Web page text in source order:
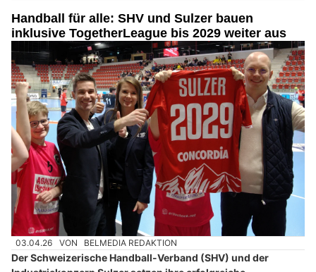
Handball für alle: SHV und Sulzer bauen
inklusive TogetherLeague bis 2029 weiter aus
03.04.26 VON BELMEDIA REDAKTION
Der Schweizerische Handball-Verband (SHV) und der